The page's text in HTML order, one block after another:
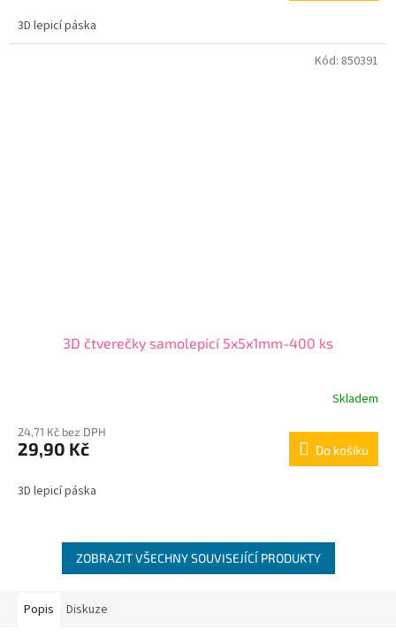
3D lepicí páska
3D čtverečky samolepicí 5x5x1mm-400 ks
Skladem
24,71 Kč bez DPH
29,90 Kč Do košíku
3D lepicí páska
Kód: 850391
ZOBRAZIT VŠECHNY SOUVISEJÍCÍ PRODUKTY
Popis Diskuze